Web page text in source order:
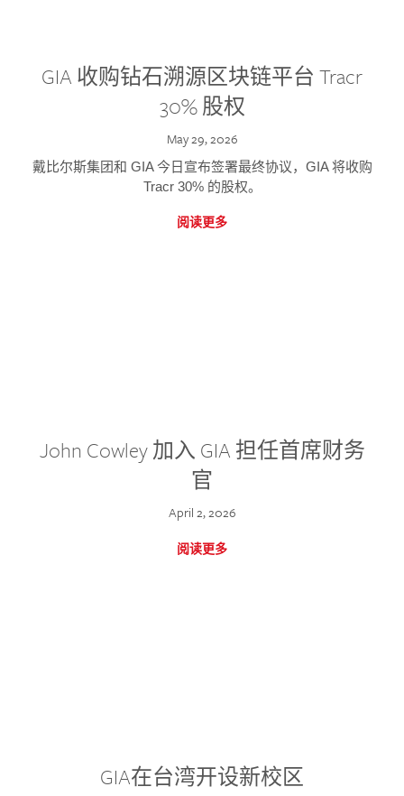
GIA 收购钻石溯源区块链平台 Tracr
30% 股权
May 29, 2026
戴比尔斯集团和 GIA 今日宣布签署最终协议，GIA 将收购
Tracr 30% 的股权。
阅读更多
John Cowley 加入 GIA 担任首席财务
官
April 2, 2026
阅读更多
GIA在台湾开设新校区